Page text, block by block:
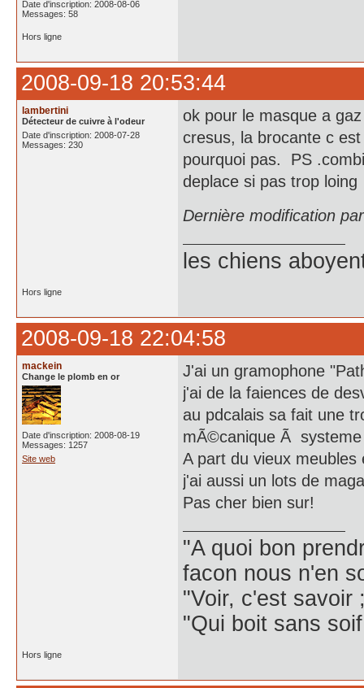
Date d'inscription: 2008-08-06
Messages: 58
Hors ligne
2008-09-18 20:53:44
lambertini
Détecteur de cuivre à l'odeur
Date d'inscription: 2008-07-28
Messages: 230
ok pour le masque a
cresus, la brocante c
pourquoi pas. PS
deplace si pas trop loing
Dernière modification
les chiens
Hors ligne
2008-09-18 22:04:58
mackein
Change le plomb en or
Date d'inscription: 2008-08-19
Messages: 1257
Site web
J'ai un gramophone
j'ai de la faiences de
au pdcalais sa fait une
mÃ©canique Ã
A part du vieux
j'ai aussi un lots de
Pas cher bien sur!
"A quoi bon
facon nous n'en
"Voir, c'est savoir
"Qui boit sans
Hors ligne